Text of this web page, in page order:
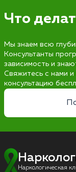
Что
Мы знаем всю
Консультанты
зависимость и
Свяжитесь с нами
консультацию
Наркологическая